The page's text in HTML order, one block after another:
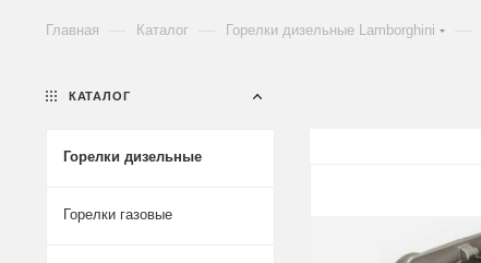
Главная Каталог Горелки дизельные Lamborghini
КАТАЛОГ
Горелки дизельные
Горелки газовые